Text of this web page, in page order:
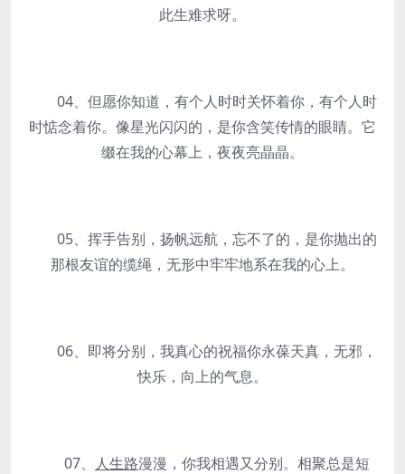
此生难求呀。
04、但愿你知道，有个人时时关怀着你，有个人时
时惦念着你。像星光闪闪的，是你含笑传情的眼睛。它
缀在我的心幕上，夜夜亮晶晶。
05、挥手告别，扬帆远航，忘不了的，是你抛出的
那根友谊的缆绳，无形中牢牢地系在我的心上。
06、即将分别，我真心的祝福你永葆天真，无邪，
快乐，向上的气息。
07、 人生路漫漫，你我相遇又分别。相聚总是短